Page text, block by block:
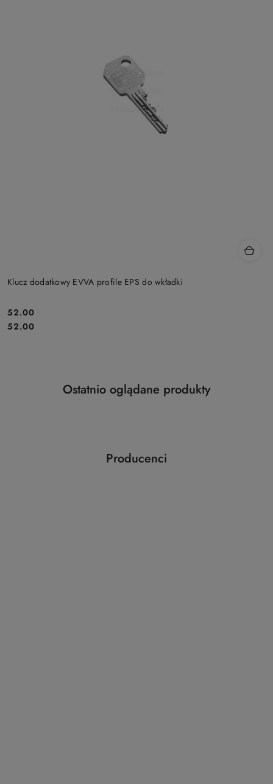
Klucz dodatkowy EVVA profile EPS do wkładki
Cena:
52.00
Cena:
52.00
Pomiń karuzelę produktów
Produkty
Ostatnio oglądane produkty
Pomiń karuzelę producentów
Producenci